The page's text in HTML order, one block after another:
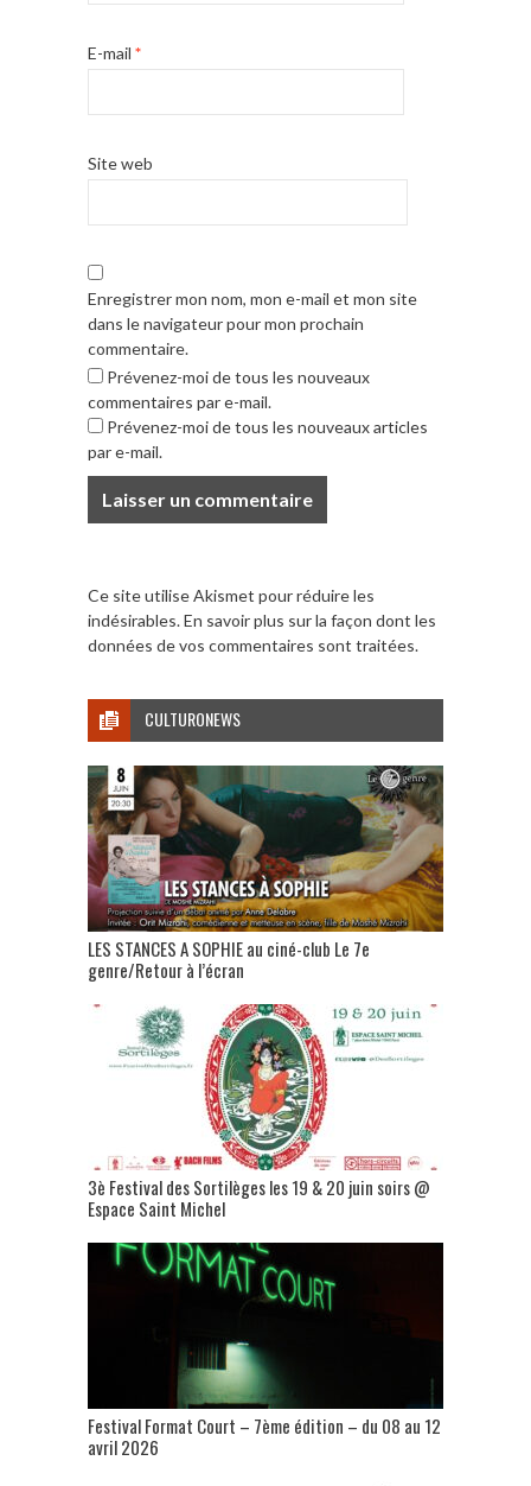
E-mail *
Site web
Enregistrer mon nom, mon e-mail et mon site
dans le navigateur pour mon prochain
commentaire.
Prévenez-moi de tous les nouveaux
commentaires par e-mail.
Prévenez-moi de tous les nouveaux articles
par e-mail.
Ce site utilise Akismet pour réduire les
indésirables.En savoir plus sur la façon dont les
données de vos commentaires sont traitées.
CULTURONEWS
LES STANCES A SOPHIE au ciné-club Le 7e
genre/Retour à l’écran
3è Festival des Sortilèges les 19 & 20 juin soirs @
Espace Saint Michel
Festival Format Court – 7ème édition – du 08 au 12
avril 2026